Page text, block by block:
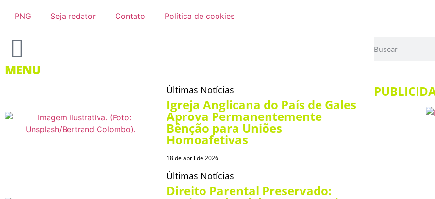
PNG Seja redator Contato Política de cookies
MENU
Últimas Notícias
Igreja Anglicana do País de Gales
Aprova Permanentemente
Bênção para Uniões
Homoafetivas
18 de abril de 2026
Últimas Notícias
Direito Parental Preservado: